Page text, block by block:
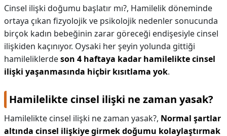
Cinsel ilişki doğumu başlatır mı?, Hamilelik döneminde
ortaya çıkan ﬁzyolojik ve psikolojik nedenler sonucunda
birçok kadın bebeğinin zarar göreceği endişesiyle cinsel
ilişkiden kaçınıyor. Oysaki her şeyin yolunda gittiği
hamileliklerdeson 4 haftaya kadar hamilelikte cinsel
ilişki yaşanmasında hiçbir kısıtlama yok.
Hamilelikte cinsel ilişki ne zaman yasak?
Hamilelikte cinsel ilişki ne zaman yasak?, Normal şartlar
altında cinsel ilişkiye girmek doğumu kolaylaştırmak